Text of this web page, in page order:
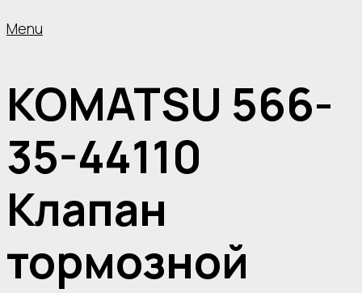
Menu
KOMATSU 566-
35-44110
Клапан
тормозной